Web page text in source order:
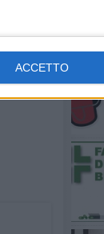
ACCETTO